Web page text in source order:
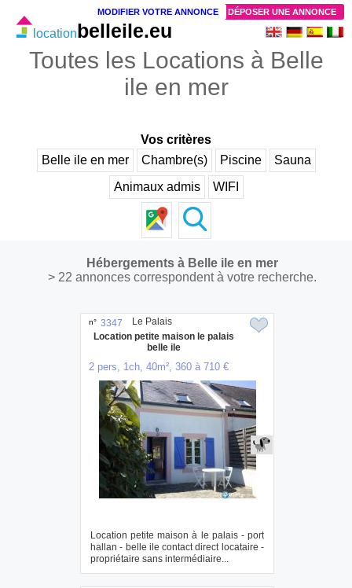
Toutes les Locations à Belle
ile en mer
locationbelleile.eu
Vos critères
Belle ile en mer
Chambre(s) Piscine
Sauna
Animaux admis
WIFI
Hébergements à Belle ile en mer
> 22 annonces correspondent à votre recherche.
n° 3347
Location petite maison le palais
belle ile
2 pers, 1ch, 40m², 360 à 710 €
Location petite maison à le palais - port
hallan - belle ile contact direct locataire -
propriétaire sans intermédiaire...
Le Palais
DÉPOSER UNE ANNONCE
MODIFIER VOTRE ANNONCE